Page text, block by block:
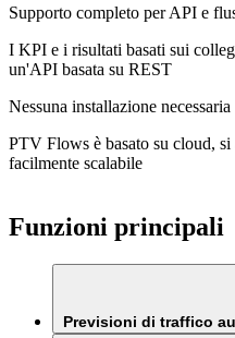
Supporto completo per API e
I KPI e i risultati basati sui
un'API basata su REST
Nessuna installazione necessaria
PTV Flows è basato su cloud,
facilmente scalabile
Funzioni principali
Previsioni di traffico